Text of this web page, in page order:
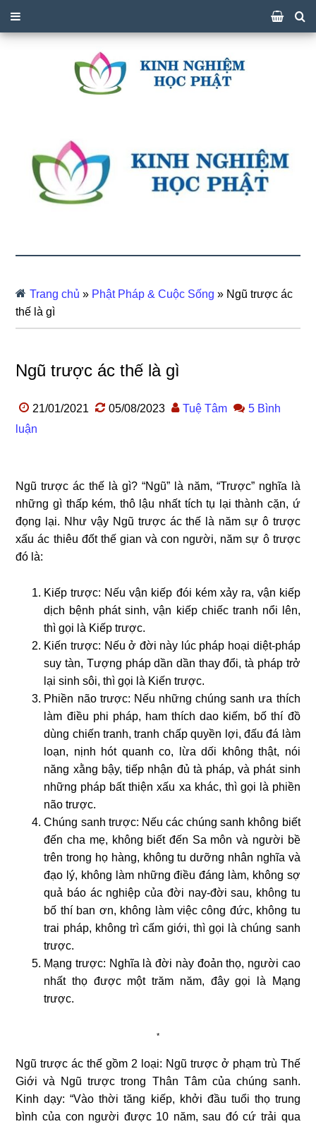
Trang chủ » Phật Pháp & Cuộc Sống » Ngũ trược ác
thế là gì
Ngũ trược ác thế là gì
21/01/2021 05/08/2023 Tuệ Tâm
5 Bình
luận
Ngũ trược ác thế là gì? “Ngũ” là năm, “Trược” nghĩa là
những gì thấp kém, thô lậu nhất tích tụ lại thành cặn, ứ
đọng lại. Như vậy Ngũ trược ác thế là năm sự ô trược
xấu ác thiêu đốt thế gian và con người, năm sự ô trược
đó là:
Kiếp trược: Nếu vận kiếp đói kém xảy ra, vận kiếp
dịch bệnh phát sinh, vận kiếp chiếc tranh nổi lên,
thì gọi là Kiếp trược.
Kiến trược: Nếu ở đời này lúc pháp hoại diệt-pháp
suy tàn, Tượng pháp dần dần thay đổi, tà pháp trở
lại sinh sôi, thì gọi là Kiến trược.
Phiền não trược: Nếu những chúng sanh ưa thích
làm điều phi pháp, ham thích dao kiếm, bố thí đồ
dùng chiến tranh, tranh chấp quyền lợi, đấu đá làm
loạn, nịnh hót quanh co, lừa dối không thật, nói
năng xằng bậy, tiếp nhận đủ tà pháp, và phát sinh
những pháp bất thiện xấu xa khác, thì gọi là phiền
não trược.
Chúng sanh trược: Nếu các chúng sanh không biết
đến cha mẹ, không biết đến Sa môn và người bề
trên trong họ hàng, không tu dưỡng nhân nghĩa và
đạo lý, không làm những điều đáng làm, không sợ
quả báo ác nghiệp của đời nay-đời sau, không tu
bố thí ban ơn, không làm việc công đức, không tu
trai pháp, không trì cấm giới, thì gọi là chúng sanh
trược.
Mạng trược: Nghĩa là đời này đoản thọ, người cao
nhất thọ được một trăm năm, đây gọi là Mạng
trược.
*
Ngũ trược ác thế gồm 2 loại: Ngũ trược ở phạm trù Thế
Giới và Ngũ trược trong Thân Tâm của chúng sanh.
Kinh dạy: “Vào thời tăng kiếp, khởi đầu tuổi thọ trung
bình của con người được 10 năm, sau đó cứ trải qua